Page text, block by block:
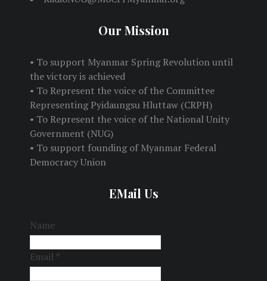
Our Mission
• To support Myanmar Spring Revolution until
the victory is achieved
• To Represent the voice of the Committee
Representing Pyidaungsu Hluttaw (CRPH)
• To Represent the voice of the National Unity
Government (NUG)
• To support founding of Myanmar Federal
Democracy Union
EMail Us
Name
Email *